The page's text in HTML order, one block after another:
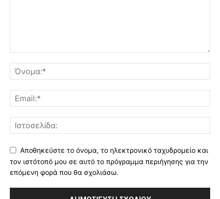
Αποθηκεύστε το όνομα, το ηλεκτρονικό ταχυδρομείο και
τον ιστότοπό μου σε αυτό το πρόγραμμα περιήγησης για την
επόμενη φορά που θα σχολιάσω.